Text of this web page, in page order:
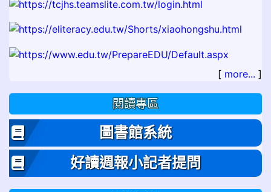
[ more... ]
閱讀專區
圖書館系統
好讀週報小記者提問